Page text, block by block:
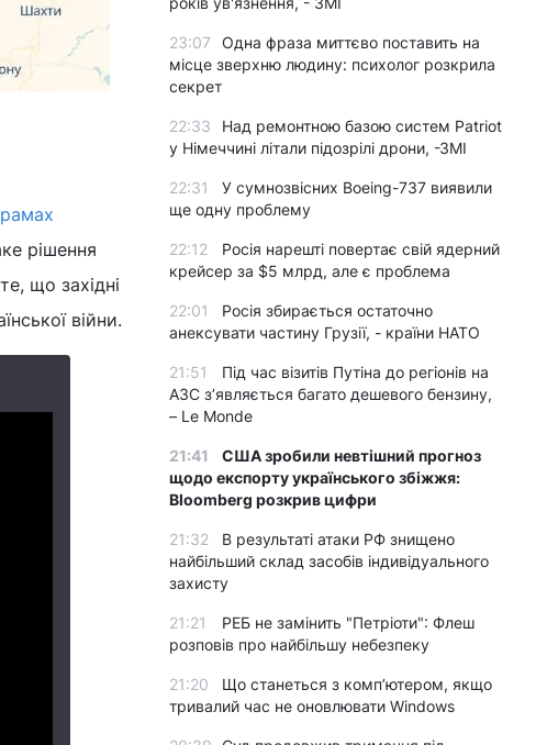
рішення
що західні
війни.
23:07
Одна фраза миттєво поставить на
місце зверхню людину: психолог розкрила
секрет
22:33
Над ремонтною базою систем Patriot
у Німеччині літали підозрілі дрони, -ЗМІ
22:31
У сумнозвісних Boeing-737 виявили
ще одну проблему
22:12
Росія нарешті повертає свій ядерний
крейсер за $5 млрд, але є проблема
22:01
Росія збирається остаточно
анексувати частину Грузії, - країни НАТО
21:51
Під час візитів Путіна до регіонів на
АЗС з’являється багато дешевого бензину,
– Le Monde
21:41
США зробили невтішний прогноз
щодо експорту українського збіжжя:
Bloomberg розкрив цифри
21:32
В результаті атаки РФ знищено
найбільший склад засобів індивідуального
захисту
21:21
РЕБ не замінить "Петріоти": Флеш
розповів про найбільшу небезпеку
21:20
Що станеться з комп’ютером, якщо
тривалий час не оновлювати Windows